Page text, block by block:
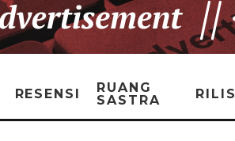
RESENSI
RUANG
SASTRA
RILIS